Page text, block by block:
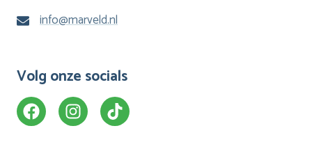
info@marveld.nl
Volg onze socials